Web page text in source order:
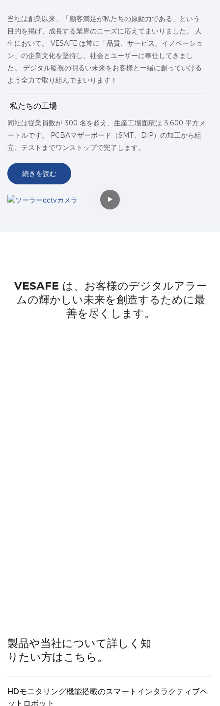
当社は創業以来、「顧客満足が私たちの原動力である」という
目的を掲げ、成長する業界のニーズに応えてまいりました。 人
生において。 VESAFE は常に「品質、サービス、イノベーショ
ン」の企業文化を堅持し、社会とユーザーに奉仕してきまし
た。 デジタル監視の明るい未来をお客様と一緒に創っていける
よう全力で取り組んでまいります！
私たちの工場
同社は従業員数が 300 名を超え、生産工場面積は 3,600 平方メ
ートルです。 PCBAマザーボード（SMT、DIP）の加工から組
立、テストまでワンストップで完了します。
続きを読む
VESAFE は、お客様のデジタルアラー
ムの輝かしい未来を創造するために最
善を尽くします。
製品や当社について詳しく知
りたい方はこちら。
HDモニタリング機能搭載のスマートインタラクティブペ
ットロボット